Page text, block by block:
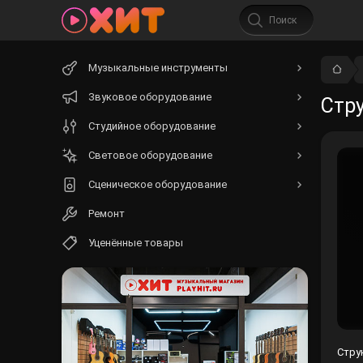
Музыкальные инструменты
Звуковое оборудование
Студийное оборудование
Световое оборудование
Сценическое оборудование
Ремонт
Уценённые товары